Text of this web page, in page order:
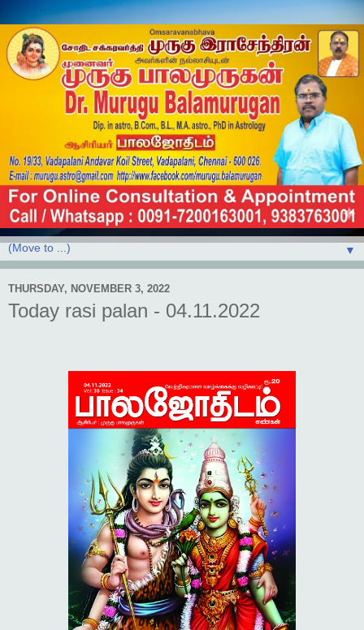
▼
THURSDAY, NOVEMBER 3, 2022
Today rasi palan - 04.11.2022